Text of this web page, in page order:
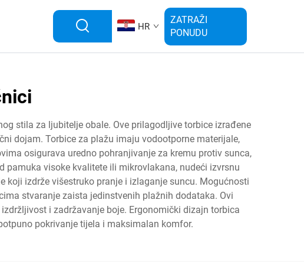
HR
ZATRAŽI
PONUDU
stila za ljubitelje obale. Ove prilagodljive torbice izrađene
dojam. Torbice za plažu imaju vodootporne materijale,
osigurava uredno pohranjivanje za kremu protiv sunca,
pamuka visoke kvalitete ili mikrovlakana, nudeći izvrsnu
koji izdrže višestruko pranje i izlaganje suncu. Mogućnosti
stvaranje zaista jedinstvenih plažnih dodataka. Ovi
i zadržavanje boje. Ergonomički dizajn torbica
pokrivanje tijela i maksimalan komfor.